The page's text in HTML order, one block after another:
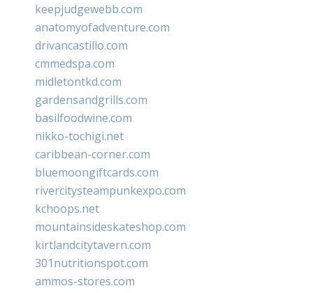
keepjudgewebb.com
anatomyofadventure.com
drivancastillo.com
cmmedspa.com
midletontkd.com
gardensandgrills.com
basilfoodwine.com
nikko-tochigi.net
caribbean-corner.com
bluemoongiftcards.com
rivercitysteampunkexpo.com
kchoops.net
mountainsideskateshop.com
kirtlandcitytavern.com
301nutritionspot.com
ammos-stores.com